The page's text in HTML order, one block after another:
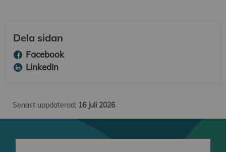
Dela sidan
Facebook
LinkedIn
Senast uppdaterad: 16 juli 2026